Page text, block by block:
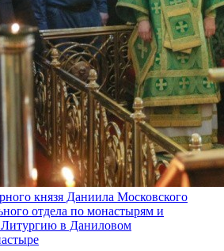
князя Даниила Московского
отдела по монастырям и
Литургию в Даниловом